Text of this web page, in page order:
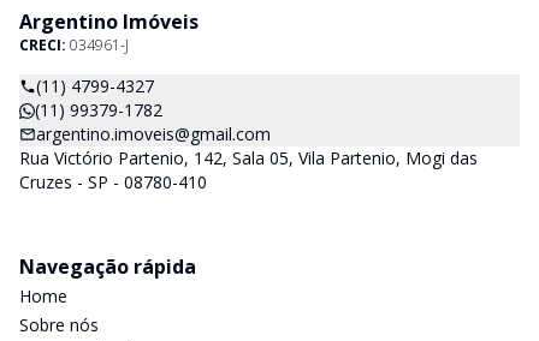
Argentino Imóveis
CRECI: 034961-J
(11) 4799-4327
(11) 99379-1782
argentino.imoveis@gmail.com
Rua Victório Partenio, 142, Sala 05, Vila Partenio, Mogi das
Cruzes - SP - 08780-410
Navegação rápida
Home
Sobre nós